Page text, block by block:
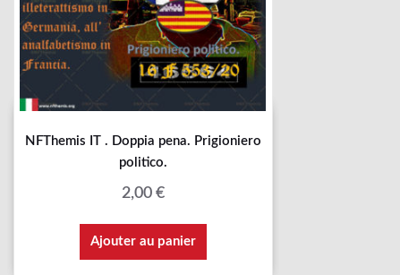
NFThemis IT . Doppia pena. Prigioniero
politico.
2,00 €
Ajouter au panier